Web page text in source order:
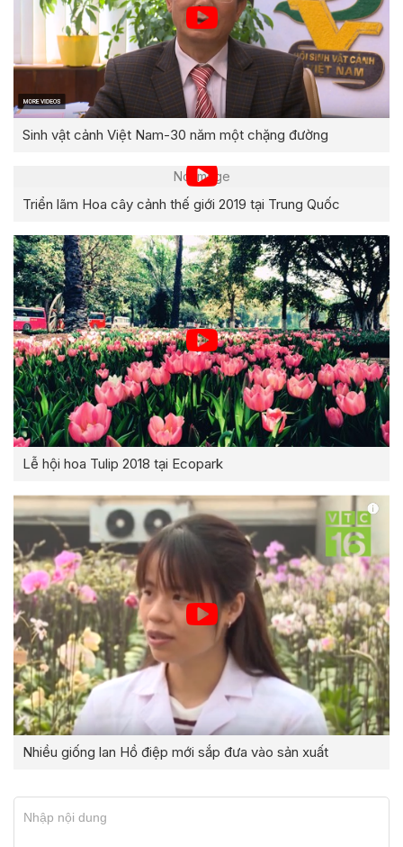
Sinh vật cảnh Việt Nam-30 năm một chặng đường
No image
Triển lãm Hoa cây cảnh thế giới 2019 tại Trung Quốc
Lễ hội hoa Tulip 2018 tại Ecopark
Nhiều giống lan Hồ điệp mới sắp đưa vào sản xuất